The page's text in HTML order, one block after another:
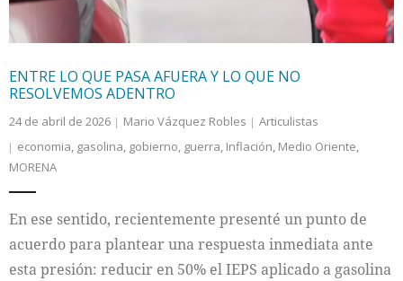
ENTRE LO QUE PASA AFUERA Y LO QUE NO
RESOLVEMOS ADENTRO
24 de abril de 2026 Mario Vázquez Robles
Articulistas
economia, gasolina, gobierno, guerra, Inflación, Medio Oriente,
MORENA
En ese sentido, recientemente presenté un punto de
acuerdo para plantear una respuesta inmediata ante
esta presión: reducir en 50% el IEPS aplicado a gasolina